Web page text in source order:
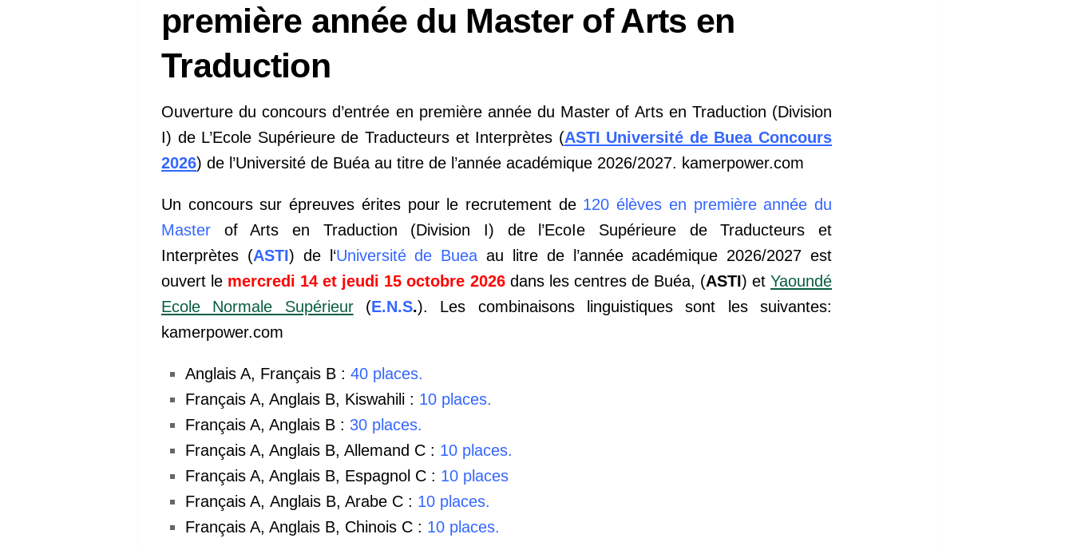
première année du Master of Arts en
Traduction
Ouverture du concours d’entrée en première année du Master of Arts en Traduction (Division
I) de L’Ecole Supérieure de Traducteurs et Interprètes (ASTI Université de Buea Concours
2026) de l’Université de Buéa au titre de l’année académique 2026/2027. kamerpower.com
Un concours sur épreuves érites pour le recrutement de 120 élèves en première année du
Master of Arts en Traduction (Division I) de l’EcoIe Supérieure de Traducteurs et
Interprètes (ASTI) de l‘Université de Buea au litre de l’année académique 2026/2027 est
ouvert le mercredi 14 et jeudi 15 octobre 2026dans les centres de Buéa, (ASTI) et Yaoundé
Ecole Normale Supérieur(E.N.S.). Les combinaisons
linguistiques sont les suivantes:
kamerpower.com
Anglais A, Français B : 40 places.
Français A, Anglais B, Kiswahili : 10 places.
Français A, Anglais B : 30 places.
Français A, Anglais B, Allemand C : 10 places.
Français A, Anglais B, Espagnol C : 10 places
Français A, Anglais B, Arabe C : 10 places.
Français A, Anglais B, Chinois C : 10 places.